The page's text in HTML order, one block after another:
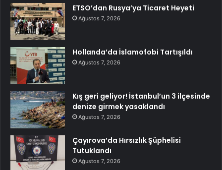
ETSO’dan Rusya’ya Ticaret Heyeti
Ağustos 7, 2026
Hollanda’da İslamofobi Tartışıldı
Ağustos 7, 2026
Kış geri geliyor! İstanbul’un 3 ilçesinde
denize girmek yasaklandı
Ağustos 7, 2026
Çayırova’da Hırsızlık Şüphelisi
Tutuklandı
Ağustos 7, 2026